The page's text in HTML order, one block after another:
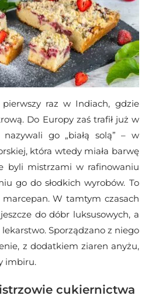
raz w Indiach, gdzie
Do Europy zaś trafił już w
go „białą solą” – w
która wtedy miała barwę
byli mistrzami w rafinowaniu
go do słodkich wyrobów. To
W tamtym czasach
do dóbr luksusowych, a
Sporządzano z niego
z dodatkiem ziaren anyżu,
imbiru.
cukiernictwa